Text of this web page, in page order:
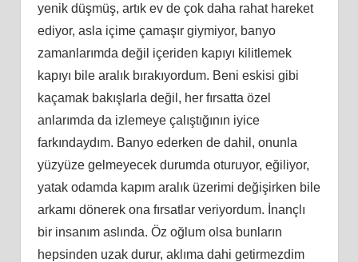
yenik düşmüş, artık ev de çok daha rahat hareket
ediyor, asla içime çamaşır giymiyor, banyo
zamanlarımda değil içeriden kapıyı kilitlemek
kapıyı bile aralık bırakıyordum. Beni eskisi gibi
kaçamak bakışlarla değil, her fırsatta özel
anlarımda da izlemeye çalıştığının iyice
farkındaydım. Banyo ederken de dahil, onunla
yüzyüze gelmeyecek durumda oturuyor, eğiliyor,
yatak odamda kapım aralık üzerimi değişirken bile
arkamı dönerek ona fırsatlar veriyordum. İnançlı
bir insanım aslında. Öz oğlum olsa bunların
hepsinden uzak durur, aklıma dahi getirmezdim